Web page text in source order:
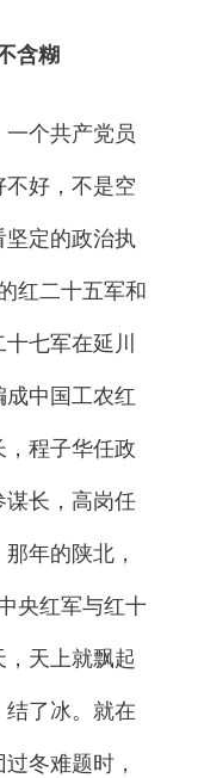
含糊
个共产党员
好，不是空
坚定的政治执
红二十五军和
七军在延川
中国工农红
程子华任政
谋长，高岗任
年的陕北，
央红军与红十
天上就飘起
结了冰。就在
冬难题时，